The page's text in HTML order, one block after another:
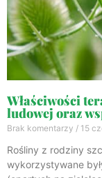
Właściwości
ludowej oraz
Brak komentarzy 15
Rośliny z rodziny
wykorzystywane